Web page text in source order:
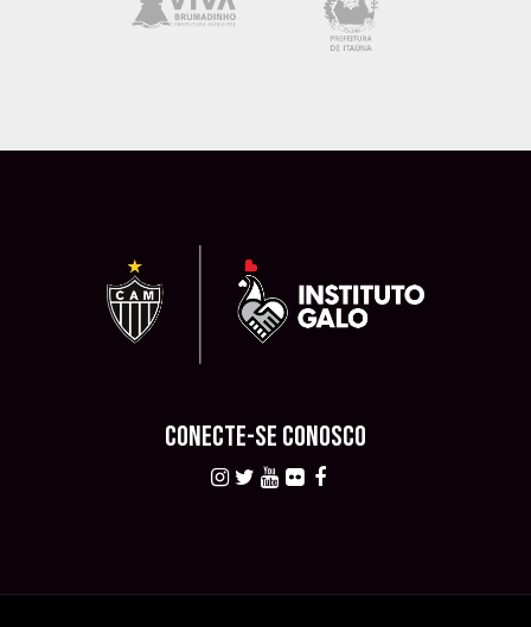
CONECTE-SE CONOSCO